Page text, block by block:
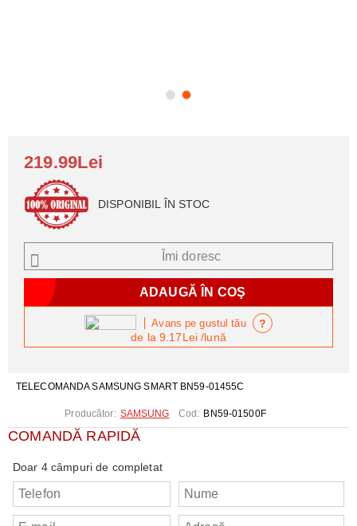
TELECOMANDA SAMSUNG SMART BN59-01455C
Producător: SAMSUNG Cod: BN59-01500F
COMANDĂ RAPIDĂ
Doar 4 câmpuri de completat
219.99Lei
DISPONIBIL ÎN STOC
Îmi doresc
de la 9.17Lei/lună
Avans pe gustul tău ?